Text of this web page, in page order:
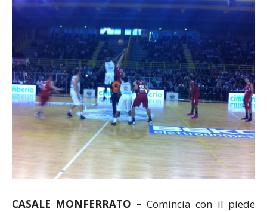
CASALE MONFERRATO – Comincia con il piede